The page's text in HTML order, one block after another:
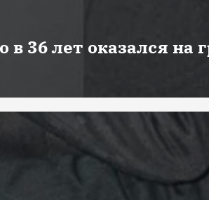
36 лет оказался на